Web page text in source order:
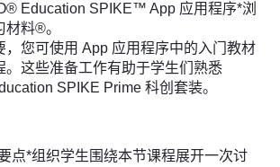
Education SPIKE™ App 应用程序*浏
材料®。
，您可使用 App 应用程序中的入门教材
。这些准备工作有助于学生们熟悉
SPIKE Prime 科创套装。
点*组织学生围绕本节课程展开一次讨